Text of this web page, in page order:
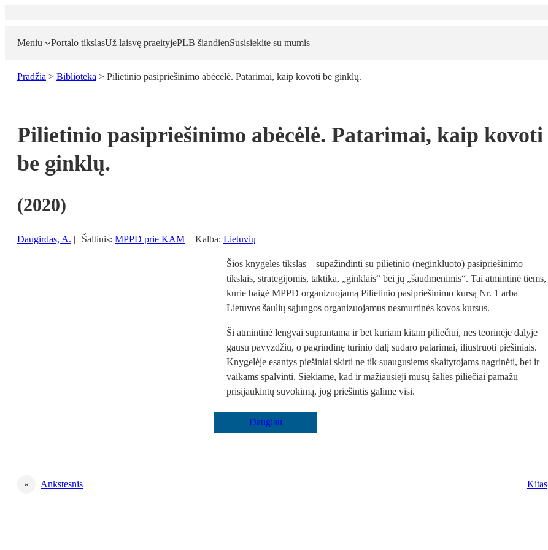
turinio
Meniu Portalo tikslasUž laisvę praeityjePLB šiandienSusisiekite su mumis
Pradžia > Biblioteka > Pilietinio pasipriešinimo abėcėlė. Patarimai, kaip kovoti be ginklų.
Pilietinio pasipriešinimo abėcėlė. Patarimai, kaip kovoti
be ginklų.
(2020)
Daugirdas, A. | Šaltinis: MPPD prie KAM | Kalba: Lietuvių
Šios knygelės tikslas – supažindinti su pilietinio (neginkluoto) pasipriešinimo
tikslais, strategijomis, taktika, „ginklais“ bei jų „šaudmenimis“. Tai atmintinė tiems,
kurie baigė MPPD organizuojamą Pilietinio pasipriešinimo kursą Nr. 1 arba
Lietuvos šaulių sąjungos organizuojamus nesmurtinės kovos kursus.
Ši atmintinė lengvai suprantama ir bet kuriam kitam piliečiui, nes teorinėje dalyje
gausu pavyzdžių, o pagrindinę turinio dalį sudaro patarimai, iliustruoti piešiniais.
Knygelėje esantys piešiniai skirti ne tik suaugusiems skaitytojams nagrinėti, bet ir
vaikams spalvinti. Siekiame, kad ir mažiausieji mūsų šalies piliečiai pamažu
prisijaukintų suvokimą, jog priešintis galime visi.
« Ankstesnis Kitas